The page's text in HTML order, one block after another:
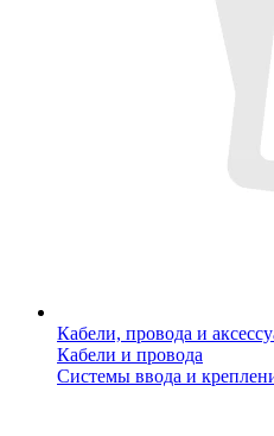
Кабели, провода и
Кабели и провода
Системы ввода и